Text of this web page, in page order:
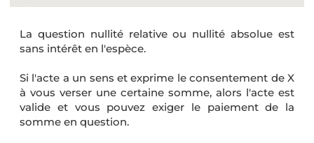
La question nullité relative ou nullité absolue est
sans intérêt en l'espèce.
Si l'acte a un sens et exprime le consentement de X
à vous verser une certaine somme, alors l'acte est
valide et vous pouvez exiger le paiement de la
somme en question.